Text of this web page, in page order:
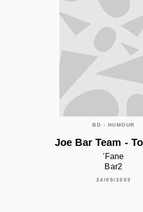
BD - HUMOUR
Joe Bar Team -
'Fane
Bar2
24/09/2003